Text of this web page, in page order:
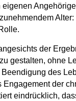
der
gestalten, ohne
des
der
eindrücklich,